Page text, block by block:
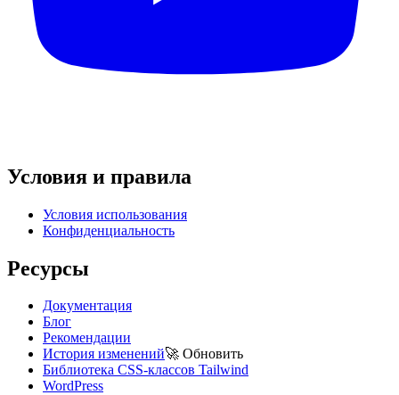
Условия и правила
Условия использования
Конфиденциальность
Ресурсы
Документация
Блог
Рекомендации
История изменений🚀 Обновить
Библиотека CSS-классов Tailwind
WordPress